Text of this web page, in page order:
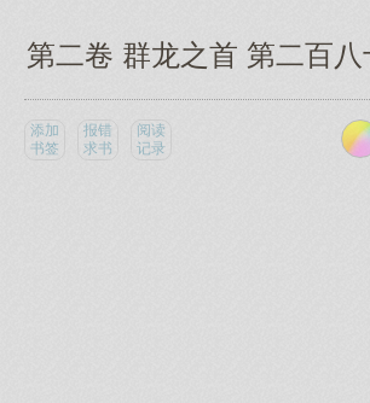
第二卷 群龙之首 第二百
添加
书签
报错
求书
阅读
记录